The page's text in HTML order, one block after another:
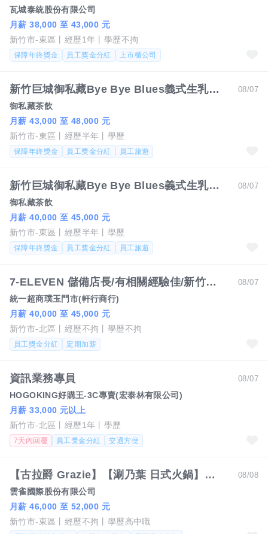
瓦城泰統股份有限公司
月薪 38,000 至 43,000 元
新竹市-東區
經歷1年 學歷不拘
保障年終獎金 員工獎金分紅 上市櫃公司
08/07
新竹巨城御私藏Bye Bye Blues義式生乳捲/正副櫃長/店經理/督導薪資最高可達48000
御私藏茶飲
月薪 43,000 至 48,000 元
新竹市-東區
經歷半年 學歷
保障年終獎金 員工獎金分紅 員工旅遊
08/07
新竹巨城御私藏Bye Bye Blues義式生乳捲/門市人員薪資最高可達45k
御私藏茶飲
月薪 40,000 至 45,000 元
新竹市-東區
經歷半年 學歷
保障年終獎金 員工獎金分紅 員工旅遊
08/07
7-ELEVEN 儲備店長/有相關經驗佳/新竹市北區光華商圈
統一超商璞玉門市(軒行商行)
月薪 40,000 至 45,000 元
新竹市-北區
經歷不拘 學歷不拘
員工獎金分紅 定期加薪
08/07
資訊業務專員
HOGOKING好購王-3C專賣(宏泰林有限公司)
月薪 33,000 元以上
新竹市-北區
經歷1年 學歷
7天內回覆 員工獎金分紅 交通方便
08/08
【古拉爵 Grazie】【涮乃葉 日式火鍋】【洋食芳鄰】【藍屋】儲備店長-大新竹、桃園地區
雲雀國際股份有限公司
月薪 46,000 至 52,000 元
新竹市-東區
經歷不拘 學歷高中職